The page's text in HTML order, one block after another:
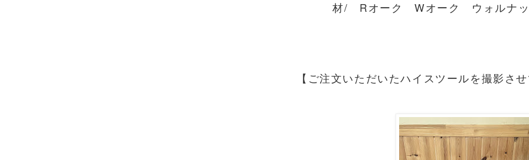
材/ Rオーク Wオーク ウォルナ
【ご注文いただいたハイスツールを撮影さ